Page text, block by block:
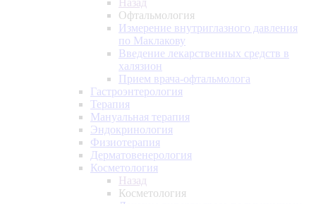
Назад
Офтальмология
Измерение внутриглазного давления
по Маклакову
Введение лекарственных средств в
халязион
Прием врача-офтальмолога
Гастроэнтерология
Терапия
Мануальная терапия
Эндокринология
Физиотерапия
Дерматовенерология
Косметология
Назад
Косметология